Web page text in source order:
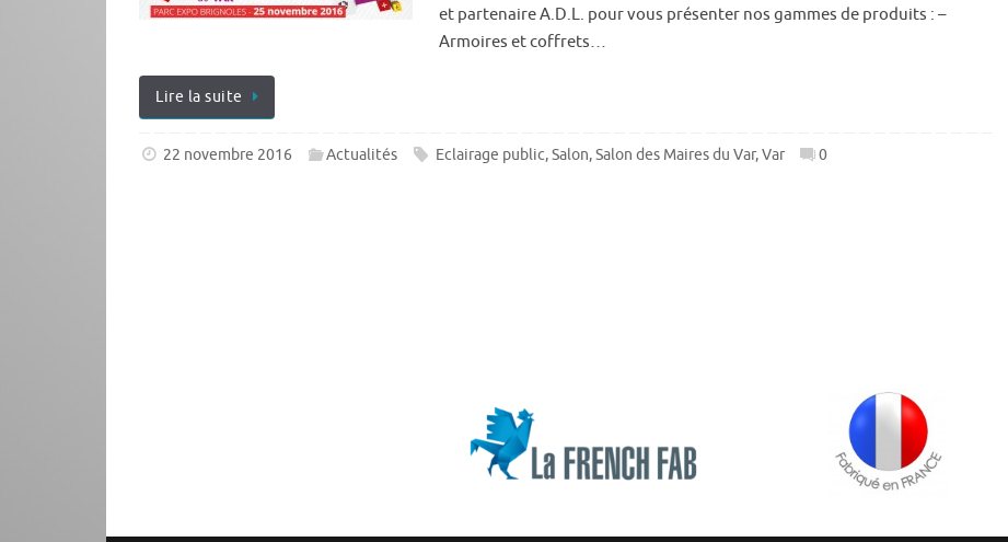
et partenaire A.D.L. pour vous présenter nos gammes de produits : –
Armoires et coffrets…
Lire la suite
22 novembre 2016 Actualités Eclairage public,Salon,Salon des Maires du Var,Var 0